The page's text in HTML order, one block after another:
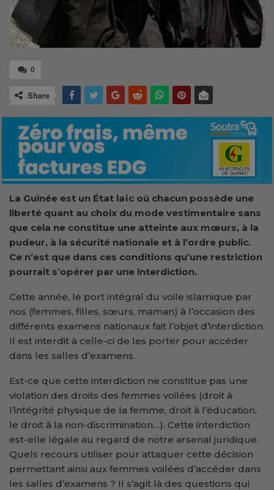
0
Share
La Guinée est un État laïc où chacun possède une
liberté quant au choix du mode vestimentaire sans
que cela ne constitue une atteinte aux mœurs, à la
pudeur, à la sécurité nationale et à l’ordre public.
Ce n’est que dans ces conditions qu’une restriction
pourrait s’opérer par une interdiction.
Cette année, le port intégral du voile islamique par
nos (femmes, filles, sœurs, maman) à l’occasion des
différents examens nationaux fait l’objet d’interdiction.
Il est interdit à celle-ci de les porter pour accéder
dans les salles d’examens.
Est-ce que cette interdiction ne constitue pas une
violation des droits des femmes voilées (droit à
l’intégrité physique de la femme, droit à l’éducation,
le droit à la non-discrimination…). Cette interdiction
est-elle légale au regard de notre arsenal juridique.
Quels recours utiliser pour attaquer cette décision
permettant ainsi aux femmes voilées d’accéder dans
les salles d’examens ? Il s’agit là des questions qui